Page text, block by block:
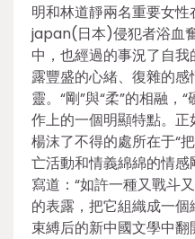
明和林道靜兩名重要女
japan(日本)侵犯者浴血
中，也經過的事況了自
露豐盛的心緒、復雜的
靈。“剛”與“柔”的相融，
作上的一個明顯特點。正
楊沫了不得的處所在于“
亡活動和情義綿綿的情
寫道：“如許一種又戰斗
的表露，把它組織成一
束縛后的新中國文學中翻